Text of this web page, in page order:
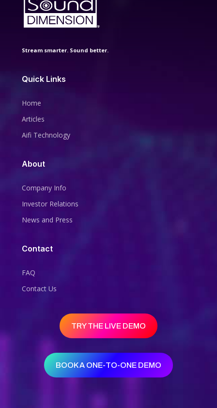
Stream smarter. Sound better.
Quick Links
Home
Articles
Aifi Technology
About
Company Info
Investor Relations
News and Press
Contact
FAQ
Contact Us
TRY THE LIVE DEMO
BOOK A ONE-TO-ONE DEMO